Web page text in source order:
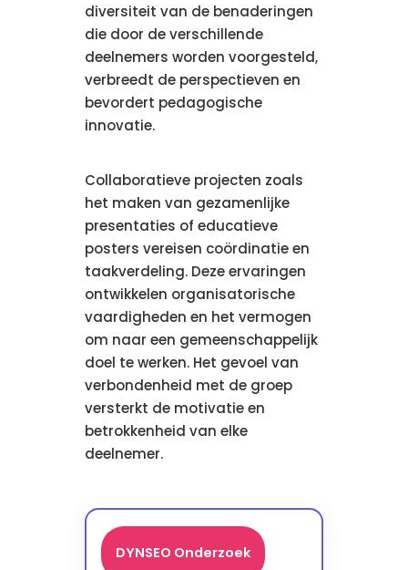
diversiteit van de benaderingen
die door de verschillende
deelnemers worden voorgesteld,
verbreedt de perspectieven en
bevordert pedagogische
innovatie.
Collaboratieve projecten zoals
het maken van gezamenlijke
presentaties of educatieve
posters vereisen coördinatie en
taakverdeling. Deze ervaringen
ontwikkelen organisatorische
vaardigheden en het vermogen
om naar een gemeenschappelijk
doel te werken. Het gevoel van
verbondenheid met de groep
versterkt de motivatie en
betrokkenheid van elke
deelnemer.
DYNSEO Onderzoek